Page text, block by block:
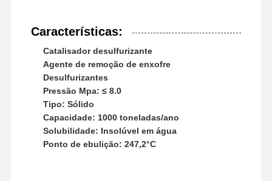
Características:
Catalisador desulfurizante
Agente de remoção de enxofre
Desulfurizantes
Pressão Mpa: ≤ 8.0
Tipo: Sólido
Capacidade: 1000 toneladas/ano
Solubilidade: Insolúvel em água
Ponto de ebulição: 247,2°C